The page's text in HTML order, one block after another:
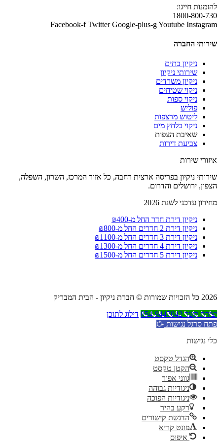
להזמנות חייגו:
1800-800-730
Facebook-f Twitter Google-plus-gYoutube Instagram
שירותי החברה
ניקיון בתים
שירותי ניקיון
ניקיון משרדים
ניקוי שטיחים
ניקוי ספות
פוליש
ליטוש מרצפות
ניקוי בלחץ מים
שאיבת הצפות
צביעת דירות
איזורי שירות
שירותי ניקיון בפריסה ארצית רחבה, כל אזור המרכז, השרון, השפלה,
הצפון, ירושלים והדרום.
מחירון עדכני לשנת 2026
ניקיון דירת חדר החל מ-₪400
ניקיון דירת 2 חדרים החל מ-₪800
ניקיון דירת 3 חדרים החל מ-₪1100
ניקיון דירת 4 חדרים החל מ-₪1300
ניקיון דירת 5 חדרים החל מ-₪1500
2026 כל הזכויות שמורות © חברת ניקיון - הבית המבריק
יצירת קשר 054-9447042
דילוג לתוכן
פתח סרגל נגישות
כלי נגישות
הגדל טקסט
הקטן טקסט
גווני אפור
ניגודיות גבוהה
ניגודיות הפוכה
רקע בהיר
הדגשת קישורים
פונט קריא
איפוס